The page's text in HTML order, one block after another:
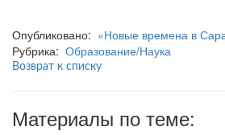
Опубликовано: «Новые времена в
Рубрика: Образование/Наука
Возврат к списку
Материалы по теме: